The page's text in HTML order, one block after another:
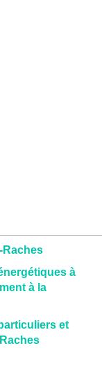
Raches
à
à la
et